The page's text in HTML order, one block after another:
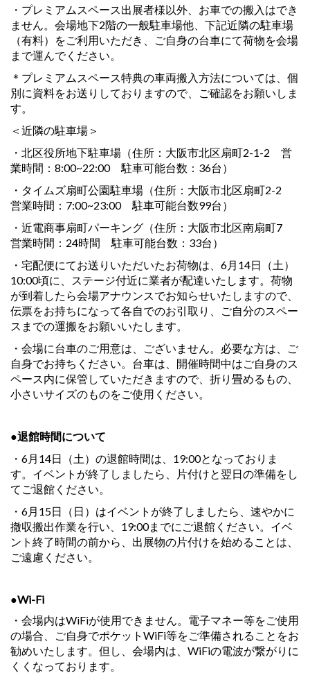
・プレミアムスペース出展者様以外、お車での搬入はでき
ません。会場地下2階の一般駐車場他、下記近隣の駐車場
（有料）をご利用いただき、ご自身の台車にて荷物を会場
まで運んでください。
＊プレミアムスペース特典の車両搬入方法については、個
別に資料をお送りしておりますので、ご確認をお願いしま
す。
＜近隣の駐車場＞
・北区役所地下駐車場（住所：大阪市北区扇町2-1-2 営
業時間：8:00~22:00 駐車可能台数：36台）
・タイムズ扇町公園駐車場（住所：大阪市北区扇町2-2
営業時間：7:00~23:00 駐車可能台数99台）
・近電商事扇町パーキング（住所：大阪市北区南扇町7
営業時間：24時間 駐車可能台数：33台）
・宅配便にてお送りいただいたお荷物は、6月14日（土）
10:00頃に、ステージ付近に業者が配達いたします。荷物
が到着したら会場アナウンスでお知らせいたしますので、
伝票をお持ちになって各自でのお引取り、ご自分のスペー
スまでの運搬をお願いいたします。
・会場に台車のご用意は、ございません。必要な方は、ご
自身でお持ちください。台車は、開催時間中はご自身のス
ペース内に保管していただきますので、折り畳めるもの、
小さいサイズのものをご使用ください。
●退館時間について
・6月14日（土）の退館時間は、19:00となっておりま
す。イベントが終了しましたら、片付けと翌日の準備をし
てご退館ください。
・6月15日（日）はイベントが終了しましたら、速やかに
撤収搬出作業を行い、19:00までにご退館ください。イベ
ント終了時間の前から、出展物の片付けを始めることは、
ご遠慮ください。
●Wi-Fi
・会場内はWiFiが使用できません。電子マネー等をご使用
の場合、ご自身でポケットWiFi等をご準備されることをお
勧めいたします。但し、会場内は、WiFiの電波が繋がりに
くくなっております。